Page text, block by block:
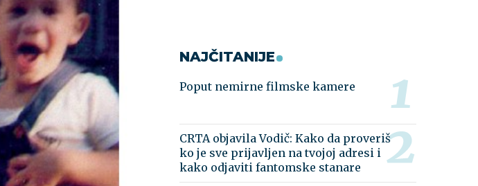
NAJČITANIJE
Poput nemirne filmske kamere
CRTA objavila Vodič: Kako da proveriš
ko je sve prijavljen na tvojoj adresi i
kako odjaviti fantomske stanare